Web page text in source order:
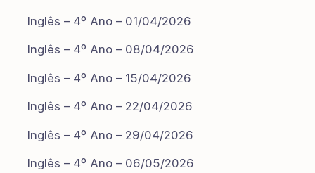
Inglês – 4º Ano – 01/04/2026
Inglês – 4º Ano – 08/04/2026
Inglês – 4º Ano – 15/04/2026
Inglês – 4º Ano – 22/04/2026
Inglês – 4º Ano – 29/04/2026
Inglês – 4º Ano – 06/05/2026